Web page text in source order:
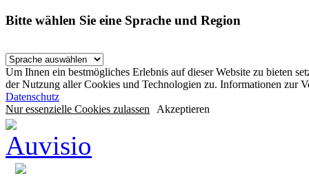
Bitte wählen Sie eine Sprache und Region
Um Ihnen ein bestmögliches Erlebnis auf dieser Website zu bieten
der Nutzung aller Cookies und Technologien zu. Informationen zur
Datenschutz
Nur essenzielle Cookies zulassen Akzeptieren